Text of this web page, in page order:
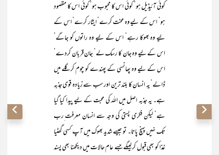
کوئی آئیڈیل ہو‘ کوئی اس کا محبوب ہو‘ کوئی اس کا مقصود
ہو‘ اس کے لیے وہ محنت کرے‘ ایثار کرے‘ اس کے
لیے وہ بھوکا رہے‘ اس کے لیے وہ راتوں کو جاگے‘
اس کے لیے وہ جان کا رسک لے‘ جان قربان کردے‘
اس کے لیے وہ پھانسی کے پھندے کو چوم کر گلے میں
ڈالے‘ یہ انسان کا بلند ترین اور سب سے زیادہ قوی جذبہ
ہے۔ یہ جذبہ اصل میں اللہ کی محبت کے لیے پیدا کیا گیا
ہے‘ لیکن فکری پستی کی وجہ سے انسان معرفت ِرب
تک نہیں پہنچ پاتا۔ تو جیسے شدید بھوک میں آپ کسی گھٹیا
غذا کو بھی قبول کر لیںگے جسے عام حالات میں دیکھنا بھی پسند